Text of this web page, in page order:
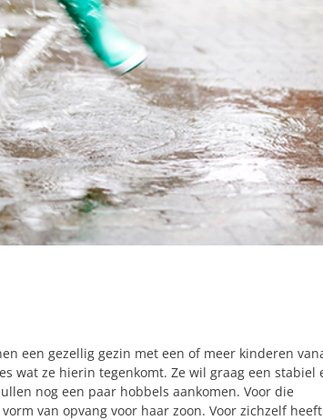
een gezellig gezin met een of meer kinderen
wat ze hierin tegenkomt. Ze wil graag een stabiel
nog een paar hobbels aankomen. Voor die
van opvang voor haar zoon. Voor zichzelf heeft